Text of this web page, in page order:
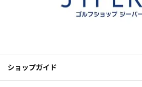
ショップガイド